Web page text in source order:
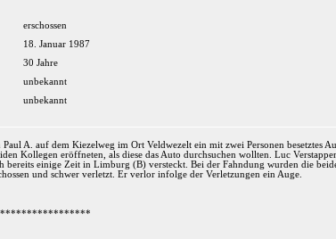
erschossen
18. Januar 1987
30 Jahre
unbekannt
unbekannt
A. auf dem Kiezelweg im Ort Veldwezelt ein mit zwei Personen besetztes
Kollegen eröffneten, als diese das Auto durchsuchen wollten. Luc
bereits einige Zeit in Limburg (B) versteckt. Bei der Fahndung wurden die
und schwer verletzt. Er verlor infolge der Verletzungen ein Auge.